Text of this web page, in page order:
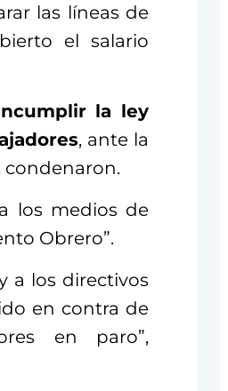
las líneas de
el salario
la ley
, ante la
condenaron.
los medios de
Obrero”.
a los directivos
en contra de
en paro”,